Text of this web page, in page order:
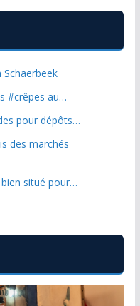
#crêpes au…
pour dépôts…
des marchés
bien situé pour…